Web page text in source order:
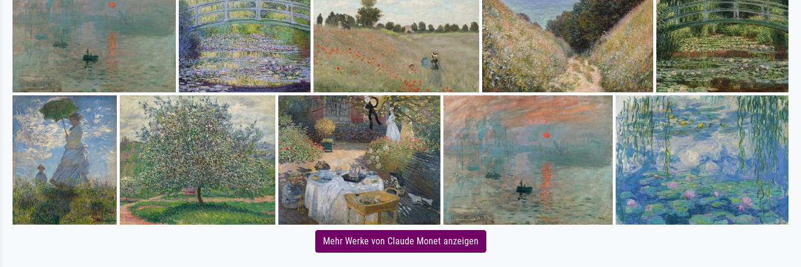
Mehr Werke von Claude Monet anzeigen